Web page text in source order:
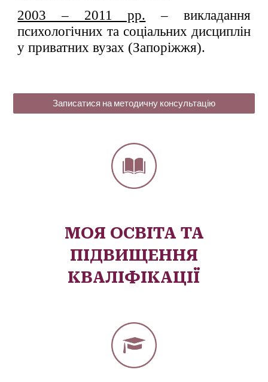
2003 – 2011 рр. – викладання
психологічних та соціальних дисциплін
у приватних вузах (Запоріжжя).
Записатися на методичну консультацію
МОЯ ОСВІТА ТА
ПІДВИЩЕННЯ
КВАЛІФІКАЦІЇ